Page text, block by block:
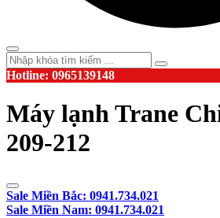
Hotline: 0965139148
Máy lạnh Trane
209-212
Sale Miền Bắc: 0941.734.021
Sale Miền Nam: 0941.734.021